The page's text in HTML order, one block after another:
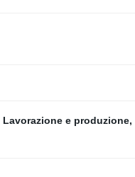
Lavorazione e produzione,